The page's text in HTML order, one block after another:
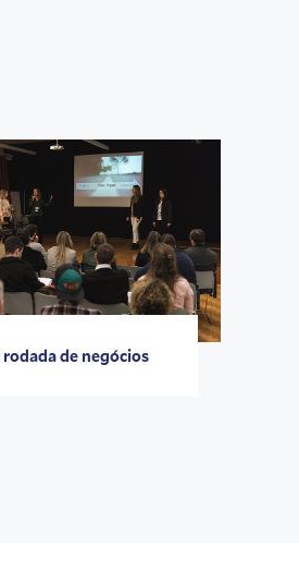
rodada de negócios